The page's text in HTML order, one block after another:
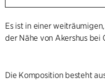
Es ist in einer
der Nähe von Akershus bei
Die Komposition besteht